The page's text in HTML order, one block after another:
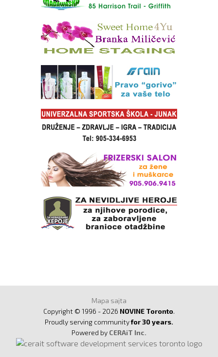
Mapa sajta
Copyright © 1996 - 2026 NOVINE Toronto.
Proudly serving communityfor 30 years.
Powered by CERAiT Inc.